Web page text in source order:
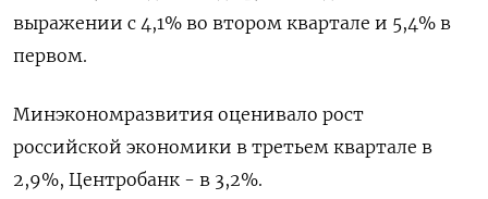
выражении c 4,1% во втором квартале и 5,4% в
первом.
Минэкономразвития оценивало рост
российской экономики в третьем квартале в
2,9%, Центробанк - в 3,2%.